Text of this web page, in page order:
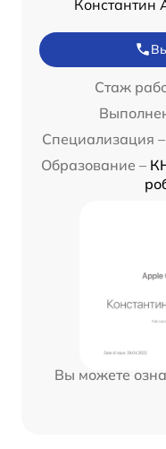
Константин
Стаж
Специализация –
Образование –
Вы можете